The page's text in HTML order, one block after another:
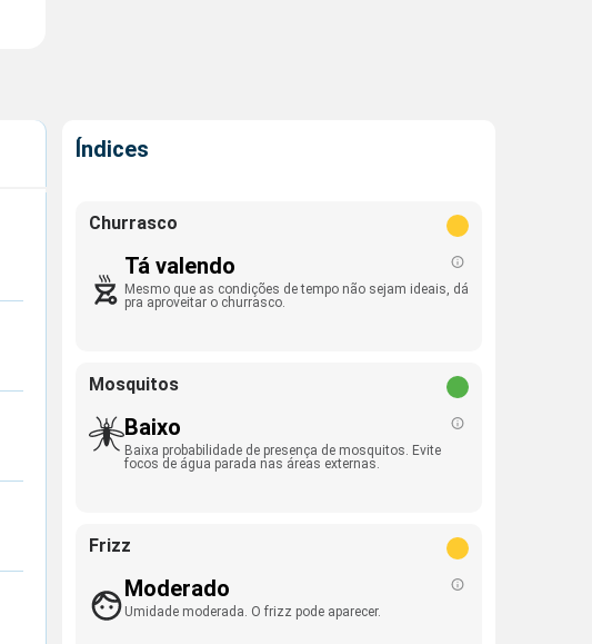
Índices
Churrasco
Tá valendo
Mesmo que as condições de tempo não sejam ideais, dá
pra aproveitar o churrasco.
Mosquitos
Baixo
Baixa probabilidade de presença de mosquitos. Evite
focos de água parada nas áreas externas.
Frizz
Moderado
Umidade moderada. O frizz pode aparecer.